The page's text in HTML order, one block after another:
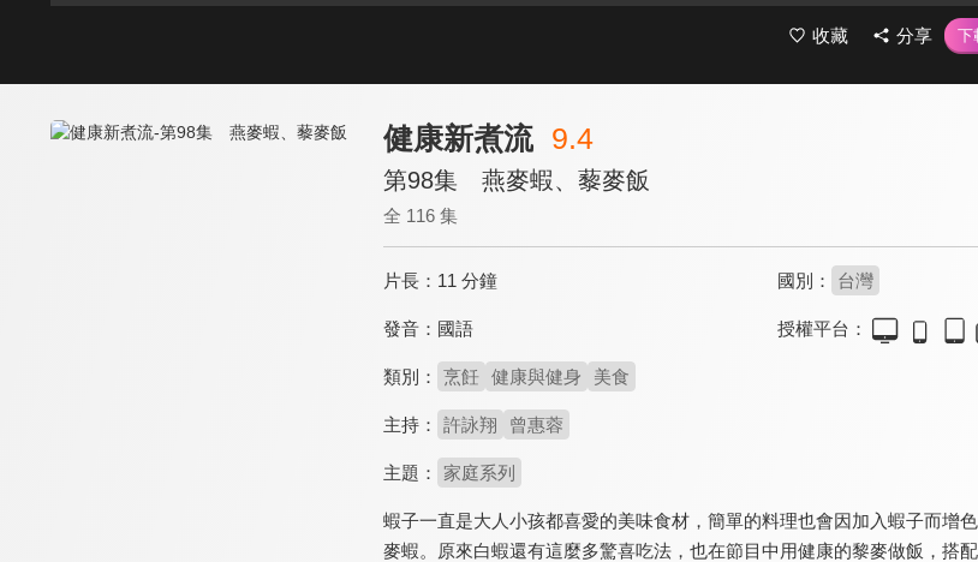
收藏 分享
健康新煮流 9.4
第98集 燕麥蝦、藜麥飯
全 116 集
片長： 11 分鐘 國別： 台灣
發音： 國語 授權平台：
類別： 烹飪 健康與健身 美食
主持： 許詠翔 曾惠蓉
主題： 家庭系列
蝦子一直是大人小孩都喜愛的美味食材，簡單的料理也會因加入蝦子而增
麥蝦。原來白蝦還有這麼多驚喜吃法，也在節目中用健康的黎麥做飯，搭